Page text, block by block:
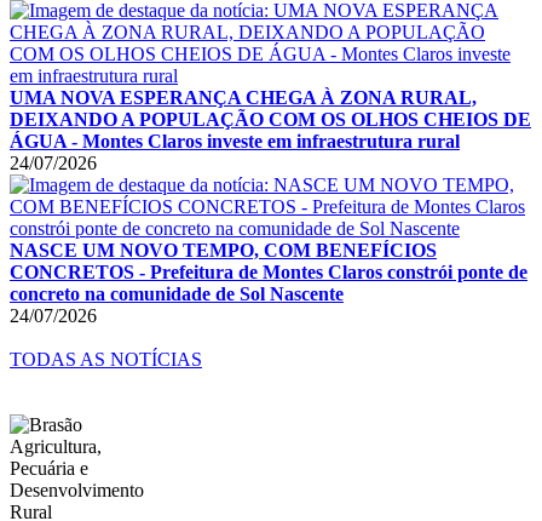
UMA NOVA ESPERANÇA CHEGA À ZONA RURAL,
DEIXANDO A POPULAÇÃO COM OS OLHOS CHEIOS DE
ÁGUA - Montes Claros investe em infraestrutura rural
24/07/2026
NASCE UM NOVO TEMPO, COM BENEFÍCIOS
CONCRETOS - Prefeitura de Montes Claros constrói ponte de
concreto na comunidade de Sol Nascente
24/07/2026
TODAS AS NOTÍCIAS